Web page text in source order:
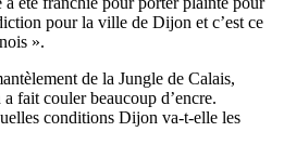
pour la ville de Dijon et c’est ce
».
de la Jungle de Calais,
fait couler beaucoup d’encre.
conditions Dijon va-t-elle les